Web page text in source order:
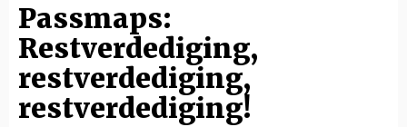
Passmaps:
Restverdediging,
restverdediging,
restverdediging!